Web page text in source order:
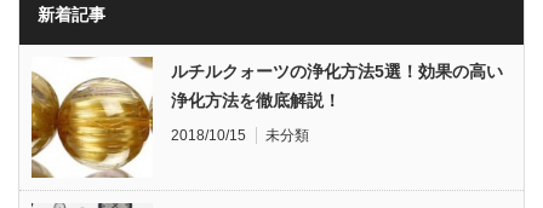
新着記事
ルチルクォーツの浄化方法5選！効果の高い
浄化方法を徹底解説！
2018/10/15 未分類